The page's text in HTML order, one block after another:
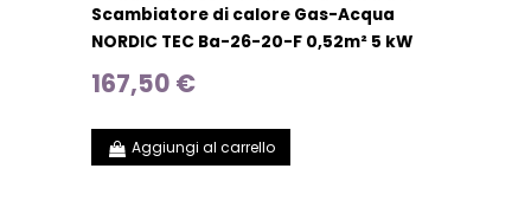
Scambiatore di calore Gas-Acqua
NORDIC TEC Ba-26-20-F 0,52m² 5 kW
167,50 €
Aggiungi al carrello